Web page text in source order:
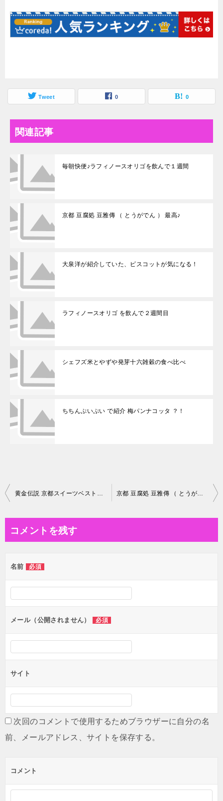
Tweet 0 0
関連記事
毎朝快便♪ラフィノースオリゴを飲んで１週間
京都 豆腐処 豆雅傳 （ とうがでん ） 最高♪
大泉洋が紹介していた、ピスコットが気になる！
ラフィノースオリゴ を飲んで２週間目
シェフズ米とやずや発芽十六雑穀の食べ比べ
ちちんぷいぷい で紹介 梅パンナコッタ ？！
投
ビ
ー
シ
ン
黄金伝説 京都スイーツベスト30 -その2- 京都 豆腐処 豆雅傳 （ とうがでん ） 最高♪
コメントを残す
名前 必須
メール（公開されません） 必須
サイト
次回のコメントで使用するためブラウザーに自分の名
前、メールアドレス、サイトを保存する。
コメント